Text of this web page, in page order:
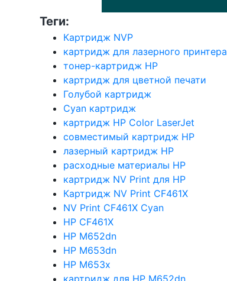
Теги:
Картридж NVP
картридж для лазерного принтера
тонер-картридж HP
картридж для цветной печати
Голубой картридж
Cyan картридж
картридж HP Color LaserJet
совместимый картридж HP
лазерный картридж HP
расходные материалы HP
картридж NV Print для HP
Картридж NV Print CF461X
NV Print CF461X Cyan
HP CF461X
HP M652dn
HP M653dn
HP M653x